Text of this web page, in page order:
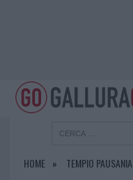
HOME TEMPIO PAUSANIA